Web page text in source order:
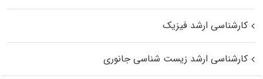
کارشناسی ارشد فیزیک
کارشناسی ارشد زیست‌ شناسی جانوری